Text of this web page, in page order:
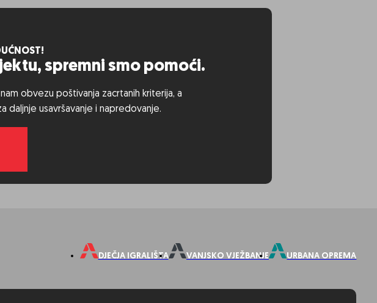
spremni smo pomoći.
obvezu poštivanja zacrtanih kriterija, a
usavršavanje i napredovanje.
DJEČJA IGRALIŠTA VANJSKO VJEŽBANJE URBANA OPREMA